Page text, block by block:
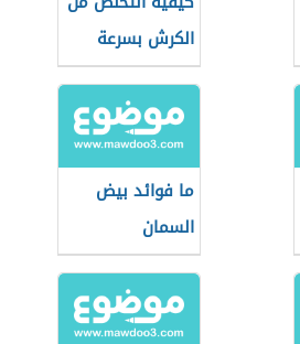
الكرش بسرعة
للنساء
ما فوائد بيض
السمان